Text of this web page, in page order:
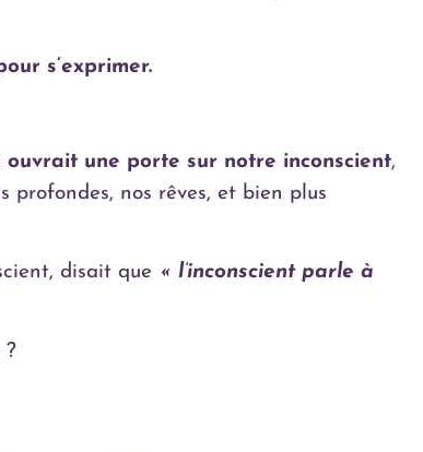
s’exprimer.
ouvrait une porte sur notre inconscient,
profondes, nos rêves, et bien plus
disait que « l’inconscient parle à
?